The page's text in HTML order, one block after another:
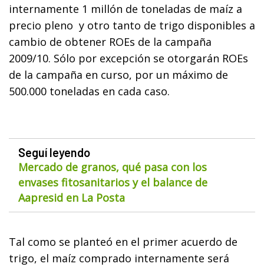
internamente 1 millón de toneladas de maíz a
precio pleno y otro tanto de trigo disponibles a
cambio de obtener ROEs de la campaña
2009/10. Sólo por excepción se otorgarán ROEs
de la campaña en curso, por un máximo de
500.000 toneladas en cada caso.
Seguí leyendo
Mercado de granos, qué pasa con los
envases fitosanitarios y el balance de
Aapresid en La Posta
Tal como se planteó en el primer acuerdo de
trigo, el maíz comprado internamente será